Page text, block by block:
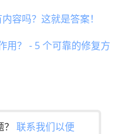
容吗？这就是答案！
用？ - 5 个可靠的修复方
联系我们以便